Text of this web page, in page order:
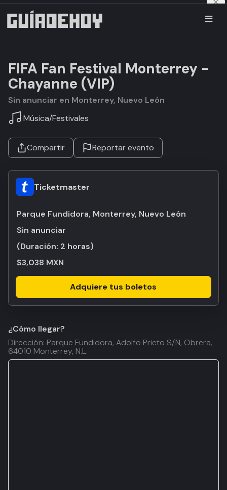
FIFA Fan Festival Monterrey -
Chayanne (VIP)
Sin anunciar en Monterrey, Nuevo León
Música/Festivales
Compartir Reportar evento
Ticketmaster
Parque Fundidora, Monterrey, Nuevo León
Sin anunciar
(Duración: 2 horas)
$3,038 MXN
Adquiere tus boletos
¿Cómo llegar?
Dirección: Parque Fundidora, Adolfo Prieto S/N, Obrera,
64010 Monterrey, N.L.